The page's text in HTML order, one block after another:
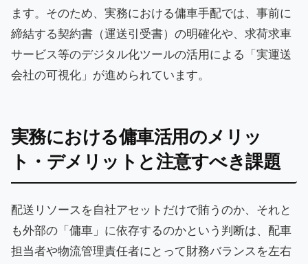
ます。そのため、実務における傭車手配では、事前に
締結する契約書（運送引受書）の明確化や、求荷求車
サービス等のデジタル化ツールの活用による「実運送
会社の可視化」が進められています。
実務における傭車活用のメリッ
ト・デメリットと注意すべき課題
配送リソースを自社アセットだけで賄うのか、それと
も外部の「傭車」に依存するのかという判断は、配車
担当者や物流管理責任者にとって財務バランスを左右